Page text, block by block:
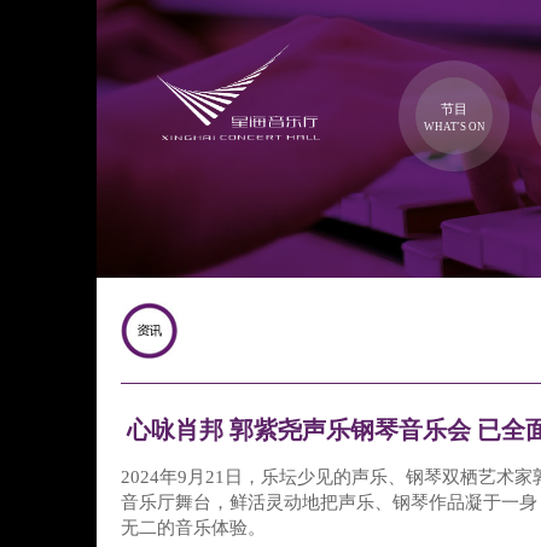
节目
WHAT'S ON
心咏肖邦 郭紫尧声乐钢琴音乐会 已全
2024年9月21日，乐坛少见的声乐、钢琴双栖艺术家
音乐厅舞台，鲜活灵动地把声乐、钢琴作品凝于一
无二的音乐体验。